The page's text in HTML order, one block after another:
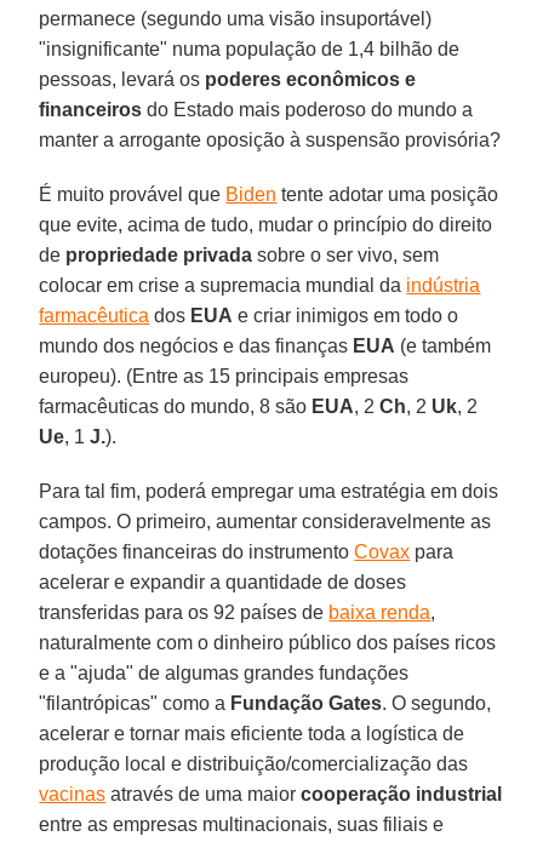
permanece (segundo uma visão insuportável)
"insignificante" numa população de 1,4 bilhão de
pessoas, levará os poderes econômicos e
financeiros do Estado mais poderoso do mundo a
manter a arrogante oposição à suspensão provisória?
É muito provável que Biden tente adotar uma posição
que evite, acima de tudo, mudar o princípio do direito
de propriedade privada sobre o ser vivo, sem
colocar em crise a supremacia mundial da indústria
farmacêutica dos EUA e criar inimigos em todo o
mundo dos negócios e das finanças EUA (e também
europeu). (Entre as 15 principais empresas
farmacêuticas do mundo, 8 são EUA, 2Ch, 2 Uk, 2
Ue, 1J.).
Para tal fim, poderá empregar uma estratégia em dois
campos. O primeiro, aumentar consideravelmente as
dotações financeiras do instrumentoCovax para
acelerar e expandir a quantidade de doses
transferidas para os 92 países de baixa renda,
naturalmente com o dinheiro público dos países ricos
e a "ajuda" de algumas grandes fundações
"filantrópicas" como a Fundação Gates. O segundo,
acelerar e tornar mais eficiente toda a logística de
produção local e distribuição/comercialização das
vacinas através de uma maiorcooperação industrial
entre as empresas multinacionais, suas filiais e